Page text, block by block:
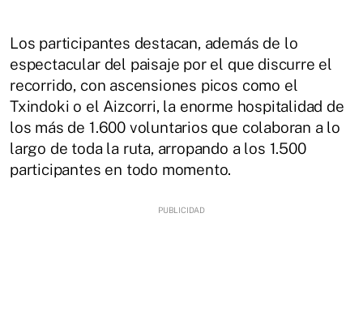
Los participantes destacan, además de lo
espectacular del paisaje por el que discurre el
recorrido, con ascensiones picos como el
Txindoki o el Aizcorri, la enorme hospitalidad de
los más de 1.600 voluntarios que colaboran a lo
largo de toda la ruta, arropando a los 1.500
participantes en todo momento.